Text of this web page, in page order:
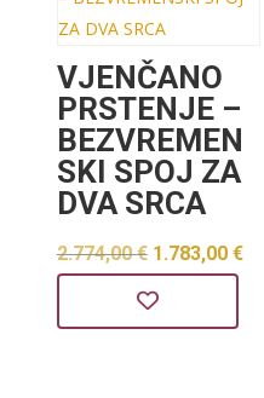
VJENČANO
PRSTENJE –
BEZVREMEN
SKI SPOJ ZA
DVA SRCA
2.774,00€ Izvorna
cijena
bila
1.783,00 €